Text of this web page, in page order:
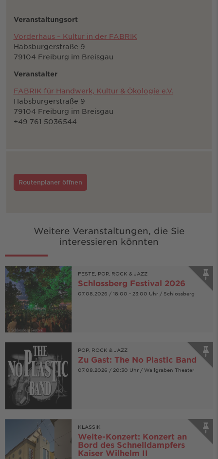
Veranstaltungsort
Vorderhaus – Kultur in der FABRIK
Habsburgerstraße 9
79104 Freiburg im Breisgau
Veranstalter
FABRIK für Handwerk, Kultur & Ökologie e.V.
Habsburgerstraße 9
79104 Freiburg im Breisgau
+49 761 5036544
Routenplaner öffnen
Weitere Veranstaltungen, die Sie
interessieren könnten
© Schlossberg Festival
FESTE, POP, ROCK & JAZZ
Schlossberg Festival 2026
07.08.2026 / 18:00 - 23:00 Uhr / Schlossberg
POP, ROCK & JAZZ
Zu Gast: The No Plastic Band
07.08.2026 / 20:30 Uhr / Wallgraben Theater
KLASSIK
Welte-Konzert: Konzert an
Bord des Schnelldampfers
Kaiser Wilhelm II